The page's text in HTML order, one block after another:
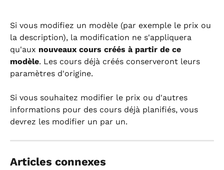
Si vous modifiez un modèle (par exemple le prix ou
la description), la modification ne s'appliquera
qu'aux nouveaux cours créés à partir de ce
modèle. Les cours déjà créés conserveront leurs
paramètres d'origine.
Si vous souhaitez modifier le prix ou d'autres
informations pour des cours déjà planifiés, vous
devrez les modifier un par un.
Articles connexes